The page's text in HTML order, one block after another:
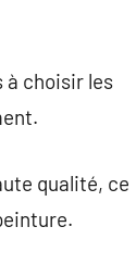
à choisir les
qualité, ce